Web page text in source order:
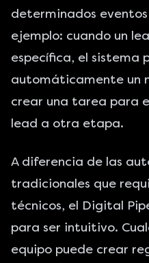
determinados eventos
ejemplo: cuando un
específica, el sistema
automáticamente un
crear una tarea para
lead a otra etapa.
A diferencia de las
tradicionales que
técnicos, el Digital
para ser intuitivo.
equipo puede crear